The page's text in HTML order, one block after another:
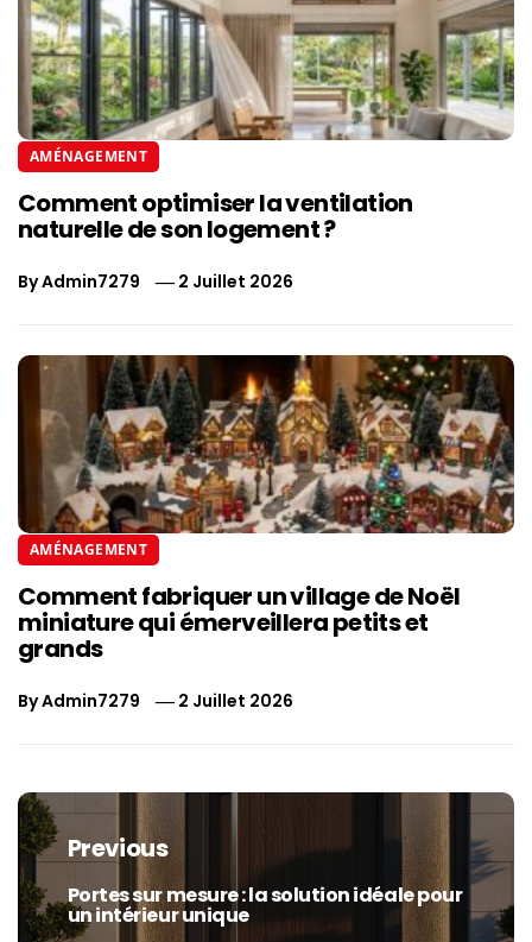
AMÉNAGEMENT
Comment optimiser la ventilation
naturelle de son logement ?
ByAdmin7279 2 Juillet 2026
AMÉNAGEMENT
Comment fabriquer un village de Noël
miniature qui émerveillera petits et
grands
ByAdmin7279 2 Juillet 2026
Navigation
de
l’article
Previous
Previous
post:
Portes sur mesure : la solution idéale pour
un intérieur unique